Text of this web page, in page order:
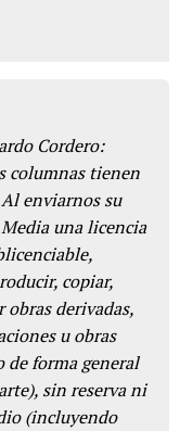
Cordero:
columnas tienen
enviarnos su
una licencia
copiar,
derivadas,
u obras
de forma general
sin reserva ni
(incluyendo